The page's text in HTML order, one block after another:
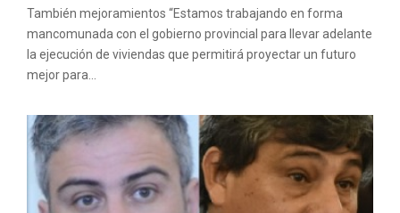
También mejoramientos “Estamos trabajando en forma
mancomunada con el gobierno provincial para llevar adelante
la ejecución de viviendas que permitirá proyectar un futuro
mejor para...